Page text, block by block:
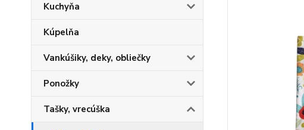
Kuchyňa
Kúpelňa
Vankúšiky, deky, obliečky
Ponožky
Tašky, vrecúška